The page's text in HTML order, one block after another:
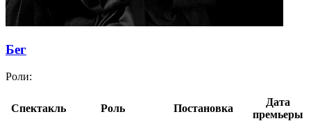
Бег
Роли:
Спектакль Роль Постановка
Дата
премьеры